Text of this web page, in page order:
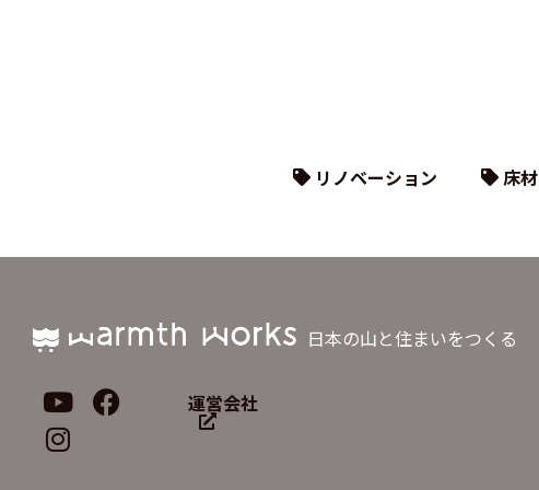
リノベーション 床材
運営会社
日本の山と住まいをつくる